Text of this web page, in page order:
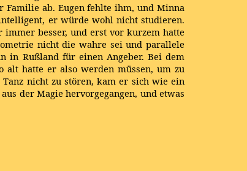
Familie ab. Eugen fehlte ihm, und Minna
er würde wohl nicht studieren.
immer besser, und erst vor kurzem hatte
nicht die wahre sei und parallele
in Rußland für einen Angeber. Bei dem
alt hatte er also werden müssen, um zu
nicht zu stören, kam er sich wie ein
der Magie hervorgegangen, und etwas